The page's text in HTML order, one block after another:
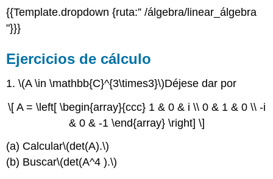
{{Template.dropdown {ruta:” /álgebra/linear_álgebra
"}}}
Ejercicios de cálculo
1.\(A \in \mathbb{C}^{3\times3}\)Déjese dar por
\[ A = \left[ \begin{array}{ccc} 1 & 0 & i \\ 0 & 1 & 0 \\ -i
& 0 & -1 \end{array} \right] \]
(a) Calcular\(det(A).\)
(b) Buscar\(det(A^4 ).\)